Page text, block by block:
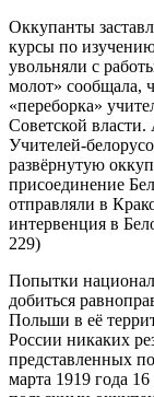
Оккупанты
курсы по изучению
увольняли с
молот» сообщала,
«переборка»
Советской
Учителей-
развёрнутую
присоединение
отправляли в
интервенция в
229)
Попытки
добиться
Польши в её
России никаких
представленных
марта 1919 года